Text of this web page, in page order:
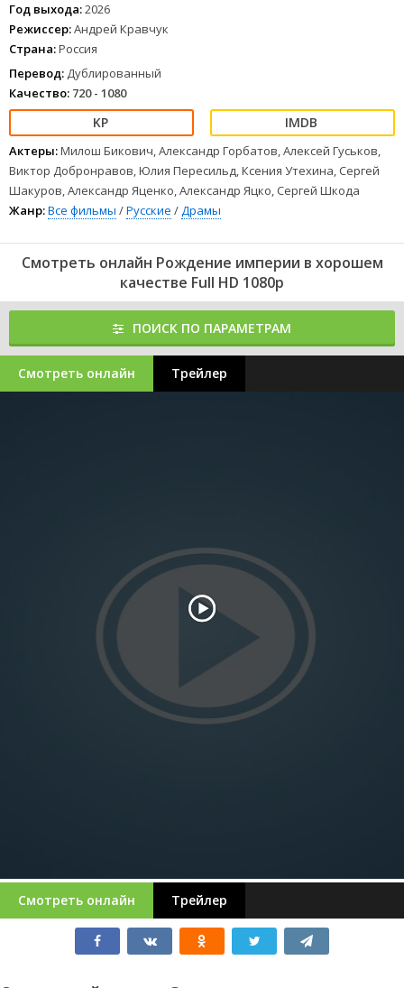
Год выхода:2026
Режиссер:Андрей Кравчук
Страна:Россия
Перевод: Дублированный
Качество: 720 - 1080
Актеры:Милош Бикович, Александр Горбатов, Алексей Гуськов,
Виктор Добронравов, Юлия Пересильд, Ксения Утехина, Сергей
Шакуров, Александр Яценко, Александр Яцко, Сергей Шкода
Жанр:Все фильмы /Русские /Драмы
Смотреть онлайн Рождение империи в хорошем
качестве Full HD 1080p
ПОИСК ПО ПАРАМЕТРАМ
Смотреть онлайн Трейлер
Смотреть онлайн Трейлер